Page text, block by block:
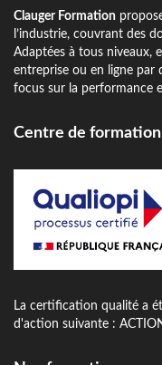
Clauger Formation
l’industrie, couvrant des
Adaptées à tous niveaux,
entreprise ou en ligne par
focus sur la performance
Centre de
La certification qualité a
d'action suivante :